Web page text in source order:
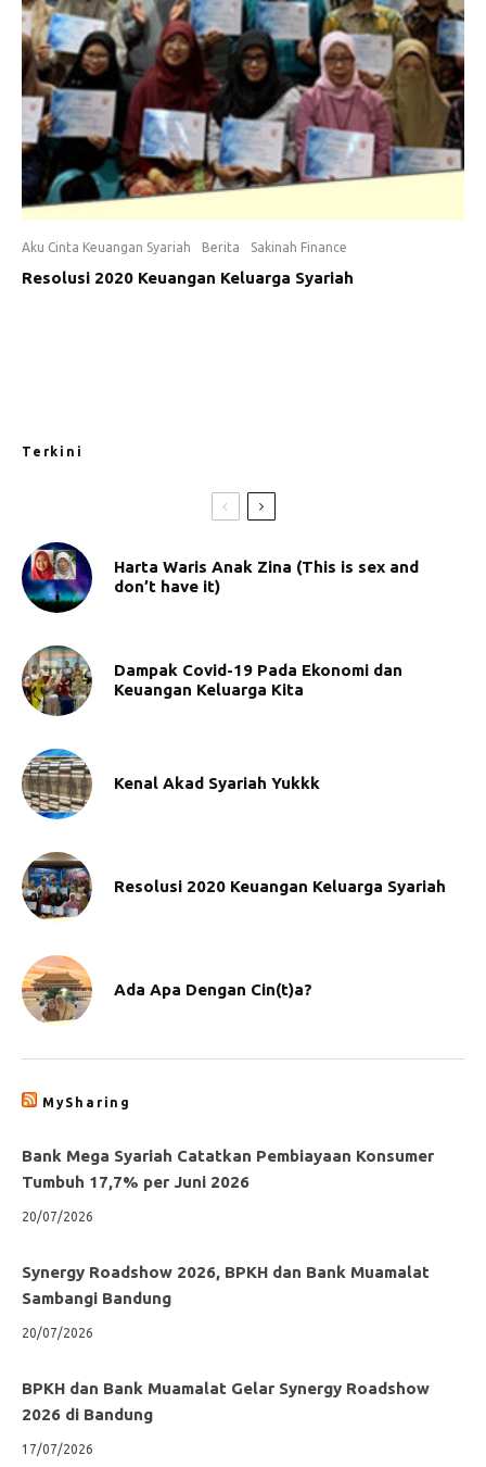
Aku Cinta Keuangan Syariah Berita Sakinah Finance
Resolusi 2020 Keuangan Keluarga Syariah
Terkini
Harta Waris Anak Zina (This is sex and
don’t have it)
Dampak Covid-19 Pada Ekonomi dan
Keuangan Keluarga Kita
Kenal Akad Syariah Yukkk
Resolusi 2020 Keuangan Keluarga Syariah
Ada Apa Dengan Cin(t)a?
MySharing
Bank Mega Syariah Catatkan Pembiayaan Konsumer
Tumbuh 17,7% per Juni 2026
20/07/2026
Synergy Roadshow 2026, BPKH dan Bank Muamalat
Sambangi Bandung
20/07/2026
BPKH dan Bank Muamalat Gelar Synergy Roadshow
2026 di Bandung
17/07/2026